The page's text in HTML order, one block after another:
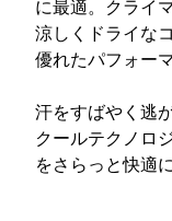
に最適。クライ
涼しくドライな
優れたパフォー
汗をすばやく逃
クールテクノロ
をさらっと快適